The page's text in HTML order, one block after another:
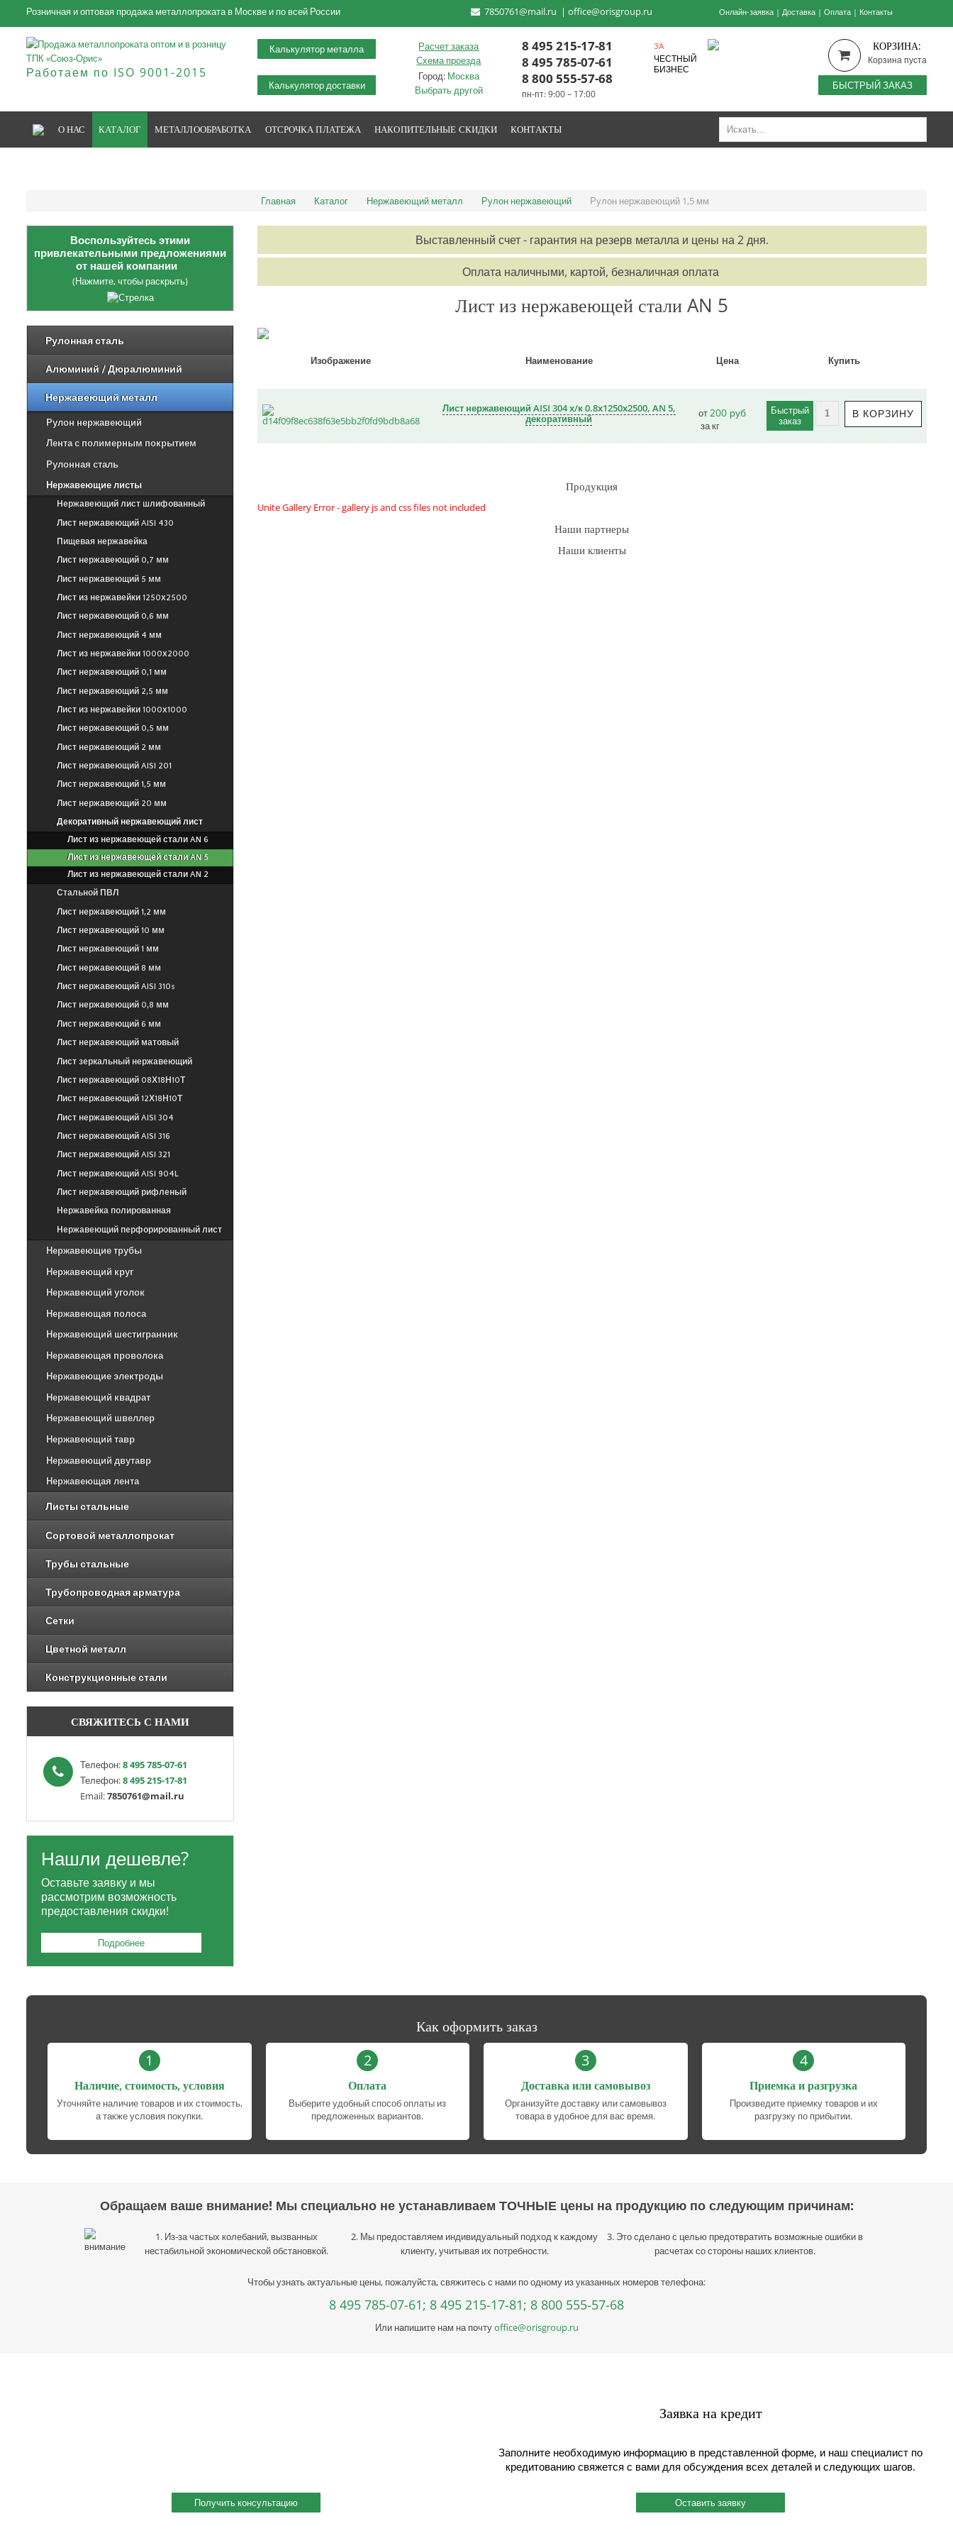
Розничная и оптовая продажа металлопроката в Москве и по всей России 7850761@mail.ru | office@orisgroup.ru Онлайн-заявка| Доставка| Оплата| Контакты
Работаем по ISO 9001-2015
Калькулятор металла
Калькулятор доставки
Расчет заказа
Схема проезда
Город: Москва
Выбрать другой
8 495 215-17-81
8 495 785-07-61
8 800 555-57-68
пн-пт: 9:00 – 17:00
ЗА
ЧЕСТНЫЙ
БИЗНЕС
КОРЗИНА:
Корзина пуста
БЫСТРЫЙ ЗАКАЗ
О НАС КАТАЛОГ МЕТАЛЛООБРАБОТКА ОТСРОЧКА ПЛАТЕЖА НАКОПИТЕЛЬНЫЕ СКИДКИ КОНТАКТЫ
Главная Каталог Нержавеющий металл Рулон нержавеющий Рулон нержавеющий 1,5 мм
Воспользуйтесь этими
привлекательными предложениями
от нашей компании
(Нажмите, чтобы раскрыть)
лишних расходов на весь товар.
Для жителей Москвы:БЕСПЛАТНАЯ
ДОСТАВКАв районе МКАД и ТТК для заказов
от 100 тысяч рублей.
Для заказчиков из регионов:
компании.
Возможность оформления заказа
КРУГЛОСУТОЧНОпо телефонам:
8 495 785-07-61,
8 495 215-17-81,
8 800 555-57-68
или по электронной почтеoffice@orisgroup.ru
БЕСПЛАТНЫЙ ЗАЕЗД на складскую
территорию для клиентов "ТПК Союз-Орис".
Рулонная сталь
Алюминий / Дюралюминий
Нержавеющий металл
Рулон нержавеющий
Лента с полимерным покрытием
Рулонная сталь
Нержавеющие листы
Нержавеющий лист шлифованный
Лист нержавеющий AISI 430
Пищевая нержавейка
Лист нержавеющий 0,7 мм
Лист нержавеющий 5 мм
Лист из нержавейки 1250х2500
Лист нержавеющий 0,6 мм
Лист нержавеющий 4 мм
Лист из нержавейки 1000х2000
Лист нержавеющий 0,1 мм
Лист нержавеющий 2,5 мм
Лист из нержавейки 1000х1000
Лист нержавеющий 0,5 мм
Лист нержавеющий 2 мм
Лист нержавеющий AISI 201
Лист нержавеющий 1,5 мм
Лист нержавеющий 20 мм
Декоративный нержавеющий лист
Лист из нержавеющей стали AN 6
Лист из нержавеющей стали AN 5
Лист из нержавеющей стали AN 2
Стальной ПВЛ
Лист нержавеющий 1,2 мм
Лист нержавеющий 10 мм
Лист нержавеющий 1 мм
Лист нержавеющий 8 мм
Лист нержавеющий AISI 310s
Лист нержавеющий 0,8 мм
Лист нержавеющий 6 мм
Лист нержавеющий матовый
Лист зеркальный нержавеющий
Лист нержавеющий 08Х18Н10Т
Лист нержавеющий 12Х18Н10Т
Лист нержавеющий AISI 304
Лист нержавеющий AISI 316
Лист нержавеющий AISI 321
Лист нержавеющий AISI 904L
Лист нержавеющий рифленый
Нержавейка полированная
Нержавеющий перфорированный лист
Нержавеющие трубы
Нержавеющий круг
Нержавеющий уголок
Нержавеющая полоса
Нержавеющий шестигранник
Нержавеющая проволока
Нержавеющие электроды
Нержавеющий квадрат
Нержавеющий швеллер
Нержавеющий тавр
Нержавеющий двутавр
Нержавеющая лента
Листы стальные
Сортовой металлопрокат
Трубы стальные
Трубопроводная арматура
Сетки
Цветной металл
Конструкционные стали
СВЯЖИТЕСЬ С НАМИ
Телефон:8 495 785-07-61
Телефон:8 495 215-17-81
Email:7850761@mail.ru
Нашли дешевле?
Оставьте заявку и мы
рассмотрим возможность
предоставления скидки!
Подробнее
Выставленный счет - гарантия на резерв металла и цены на 2 дня.
Оплата наличными, картой, безналичная оплата
Лист из нержавеющей стали AN 5
Изображение Наименование Цена Купить
Лист нержавеющий AISI 304 х/к 0.8х1250х2500, AN 5,
декоративный
от200 руб
за кг
Быстрый
заказ
Продукция
Unite Gallery Error - gallery js and css files not included
Наши партнеры
Наши клиенты
Как оформить заказ
1
Наличие, стоимость, условия
Уточняйте наличие товаров и их стоимость,
а также условия покупки.
2
Оплата
Выберите удобный способ оплаты из
предложенных вариантов.
3
Доставка или самовывоз
Организуйте доставку или самовывоз
товара в удобное для вас время.
4
Приемка и разгрузка
Произведите приемку товаров и их
разгрузку по прибытии.
Обращаем ваше внимание! Мы специально не устанавливаем ТОЧНЫЕ цены на продукцию по следующим причинам:
1. Из-за частых колебаний, вызванных
нестабильной экономической обстановкой.
2. Мы предоставляем индивидуальный подход к каждому
клиенту, учитывая их потребности.
3. Это сделано с целью предотвратить возможные ошибки в
расчетах со стороны наших клиентов.
Чтобы узнать актуальные цены, пожалуйста, свяжитесь с нами по одному из указанных номеров телефона:
8 495 785-07-61; 8 495 215-17-81; 8 800 555-57-68
Или напишите нам на почтуoffice@orisgroup.ru
Получить консультацию
Заявка на кредит
Заполните необходимую информацию в представленной форме, и наш специалист по
кредитованию свяжется с вами для обсуждения всех деталей и следующих шагов.
Оставить заявку